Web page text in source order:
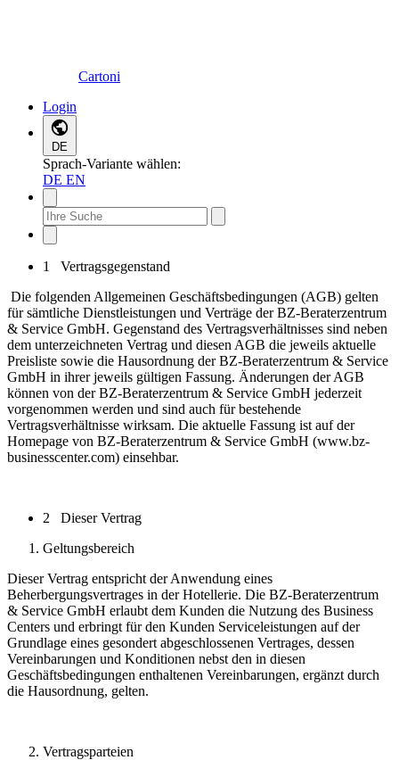
Cartoni
Login
DE
Sprach-Variante wählen:
DE EN
1 Vertragsgegenstand
Die folgenden Allgemeinen Geschäftsbedingungen (AGB) gelten
für sämtliche Dienstleistungen und Verträge der BZ-Beraterzentrum
& Service GmbH. Gegenstand des Vertragsverhältnisses sind neben
dem unterzeichneten Vertrag und diesen AGB die jeweils aktuelle
Preisliste sowie die Hausordnung der BZ-Beraterzentrum & Service
GmbH in ihrer jeweils gültigen Fassung. Änderungen der AGB
können von der BZ-Beraterzentrum & Service GmbH jederzeit
vorgenommen werden und sind auch für bestehende
Vertragsverhältnisse wirksam. Die aktuelle Fassung ist auf der
Homepage von BZ-Beraterzentrum & Service GmbH (www.bz-
businesscenter.com) einsehbar.
2 Dieser Vertrag
Geltungsbereich
Dieser Vertrag entspricht der Anwendung eines
Beherbergungsvertrages in der Hotellerie. Die BZ-Beraterzentrum
& Service GmbH erlaubt dem Kunden die Nutzung des Business
Centers und erbringt für den Kunden Serviceleistungen auf der
Grundlage eines gesondert abgeschlossenen Vertrages, dessen
Vereinbarungen und Konditionen nebst den in diesen
Geschäftsbedingungen enthaltenen Vereinbarungen, ergänzt durch
die Hausordnung, gelten.
Vertragsparteien